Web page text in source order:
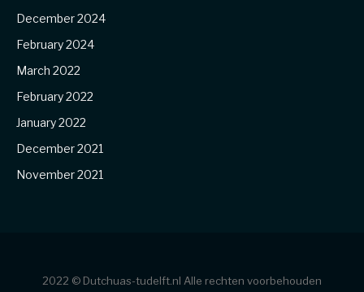
December 2024
February 2024
March 2022
February 2022
January 2022
December 2021
November 2021
2022 © Dutchuas-tudelft.nl Alle rechten voorbehouden